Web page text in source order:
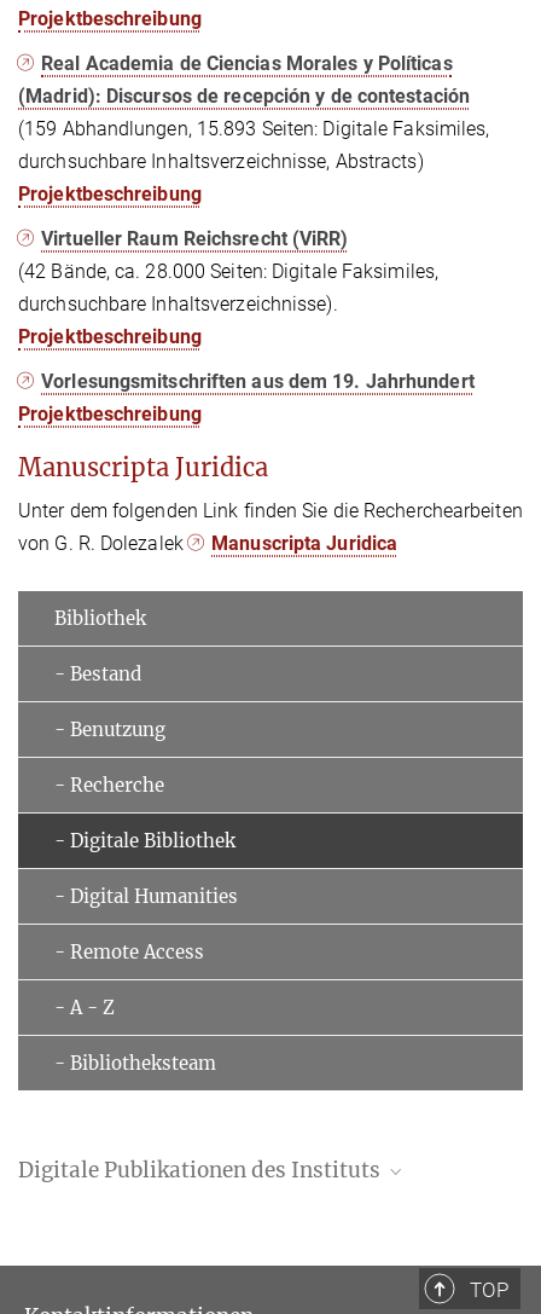
Projektbeschreibung
Real Academia de Ciencias Morales y Políticas
(Madrid): Discursos de recepción y de contestación
(159 Abhandlungen, 15.893 Seiten: Digitale Faksimiles,
durchsuchbare Inhaltsverzeichnisse, Abstracts)
Projektbeschreibung
Virtueller Raum Reichsrecht (ViRR)
(42 Bände, ca. 28.000 Seiten: Digitale Faksimiles,
durchsuchbare Inhaltsverzeichnisse).
Projektbeschreibung
Vorlesungsmitschriften aus dem 19. Jahrhundert
Projektbeschreibung
Manuscripta Juridica
Unter dem folgenden Link finden Sie die Recherchearbeiten
von G. R. Dolezalek
Manuscripta Juridica
Bibliothek
- Bestand
- Benutzung
- Recherche
- Digitale Bibliothek
- Digital Humanities
- Remote Access
- A - Z
- Bibliotheksteam
Digitale Publikationen des Instituts
Zeitschrift Rechtsgeschichte - Legal History
mpilhlt research paper series
TOP